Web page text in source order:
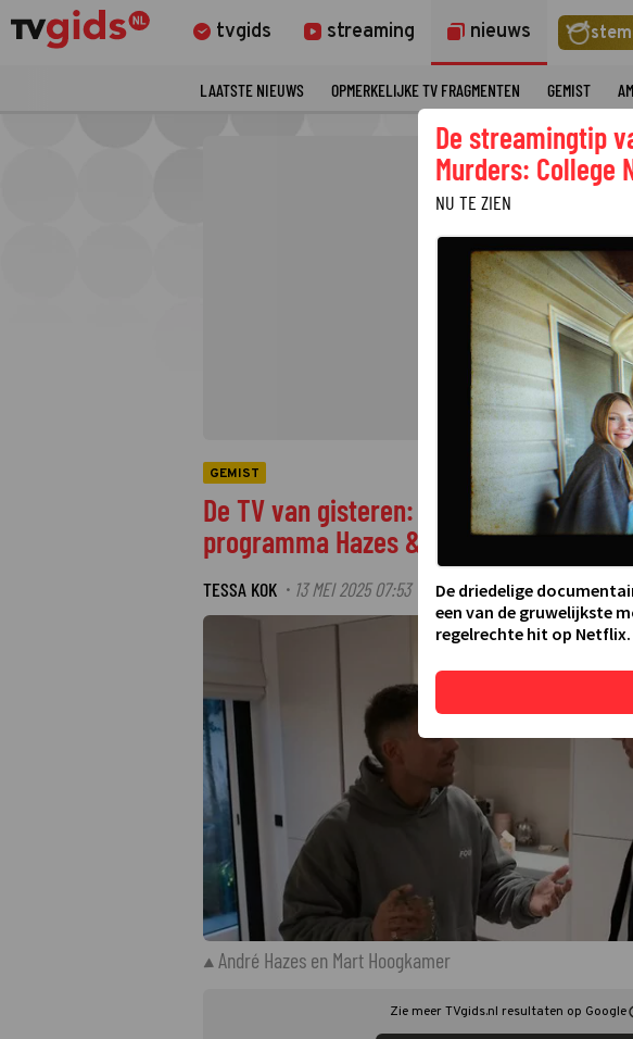
tvgids streaming nieuws
LAATSTE NIEUWS OPMERKELIJKE TV FRAGMENTEN GEMIST
GEMIST
De TV van gisteren: Kijkers verdeeld
programma Hazes & Hoogkamer: Tot
TESSA KOK · 13 MEI 2025 07:53
André Hazes en Mart Hoogkamer
Zie meer TVgids.nl resultaten op Google
De streamingtip
Murders: College
NU TE ZIEN
De driedelige
een van de gruwelijkste
regelrechte hit op